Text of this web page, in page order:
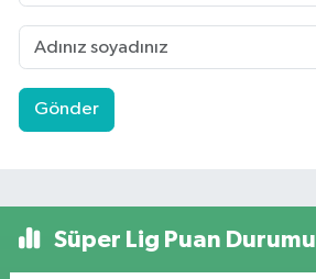
Gönder
Süper Lig Puan Durumu